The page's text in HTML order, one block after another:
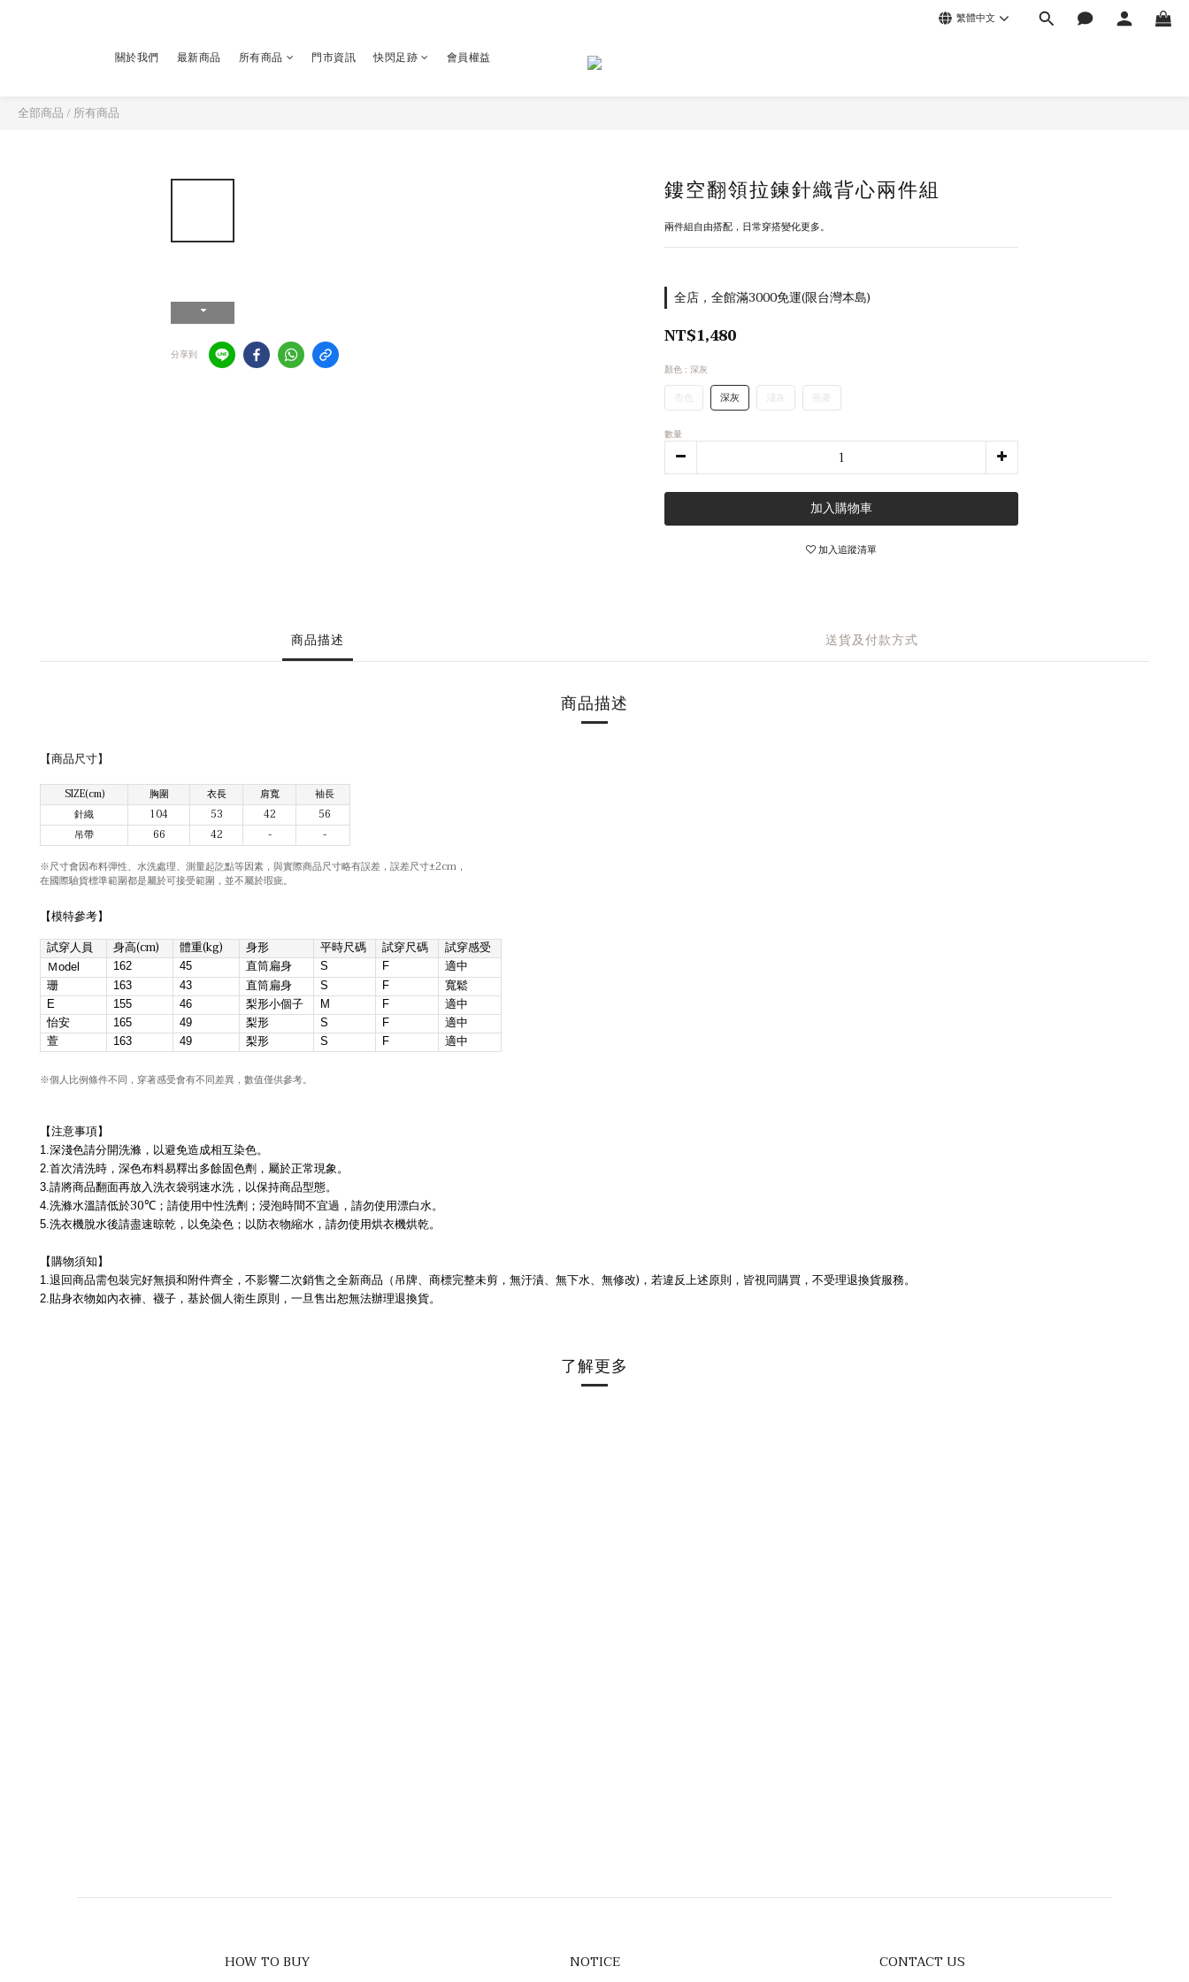
繁體中文
關於我們 最新商品 所有商品 門市資訊 快閃足跡 會員權益
全部商品/ 所有商品
分享到
鏤空翻領拉鍊針織背心兩件組
兩件組自由搭配，日常穿搭變化更多。
全店，全館滿3000免運(限台灣本島)
NT$1,480
顏色: 深灰
杏色 深灰 淺灰 燕麥
數量
加入購物車
加入追蹤清單
商品描述 送貨及付款方式
商品描述
【商品尺寸】
SIZE(cm) 胸圍 衣長 肩寬
袖長
針織
104 53 42
56
吊帶
66 42 - -
※尺寸會因布料彈性、水洗處理、測量起訖點等因素， 與實際商品尺寸略有誤差，誤差尺寸±2cm ，
在國際驗貨標準範圍都是屬於可接受範圍，並不屬於瑕疵。
【模特參考】
試穿人員 身高(cm) 體重(kg) 身形 平時尺碼 試穿尺碼
試穿感受
Ｍodel
162 45 直筒扁身 S F
適中
珊
163 43 直筒扁身 S F
寬鬆
E
155 46 梨形小個子 M F
適中
怡安
165 49 梨形 S F
適中
萱
163 49 梨形 S F 適中
※個人比例條件不同 ， 穿著感受會有不同差異 ， 數值僅供參考
【注意事項】
1.深淺色請分開洗滌，以避免造成相互染色。
2.首次清洗時，深色布料易釋出多餘固色劑，屬於正常現象。
3.請將商品翻面再放入洗衣袋弱速水洗，以保持商品型態。
4.洗滌水溫請低於30℃ ；請使用中性洗劑；浸泡時間不宜過，請勿使用漂白水。
5.洗衣機脫水後請盡速晾乾，以免染色；以防衣物縮水，請勿使用烘衣機烘乾。
【購物須知】
1.退回商品需包裝完好無損和附件齊全，不影響二次銷售之全新商品（吊牌、商標完整未剪，無汙漬、無下水、無修改) ，若違反上述原則，皆視同購買，不受理退換貨服務。
2.貼身衣物如內衣褲、襪子，基於個人衛生原則，一旦售出恕無法辦理退換貨。
了解更多
HOW TO BUY NOTICE CONTACT US